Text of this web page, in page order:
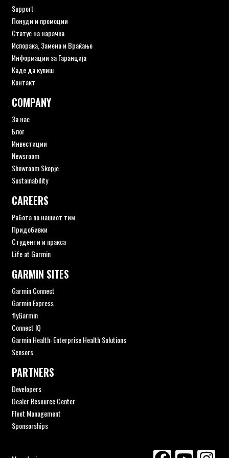
Support
Понуди и промоции
Статус на нарачка
Испорака, Замена и Враќање
Информации за Гаранција
Каде да купиш
Контакт
COMPANY
За нас
Блог
Инвестиции
Newsroom
Showroom Skopje
Sustainability
CAREERS
Работа во нашиот тим
Придобивки
Студенти и пракса
Life at Garmin
GARMIN SITES
Garmin Connect
Garmin Express
flyGarmin
Connect IQ
Garmin Health: Enterprise Health Solutions
Sensors
PARTNERS
Developers
Dealer Resource Center
Fleet Management
Sponsorships